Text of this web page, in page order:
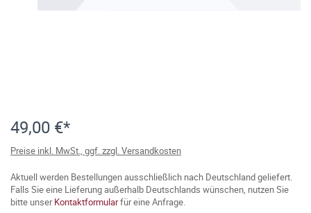
49,00 €*
Preise inkl. MwSt., ggf. zzgl. Versandkosten
Aktuell werden Bestellungen ausschließlich nach Deutschland geliefert.
Falls Sie eine Lieferung außerhalb Deutschlands wünschen, nutzen Sie
bitte unserKontaktformularfür eine Anfrage.